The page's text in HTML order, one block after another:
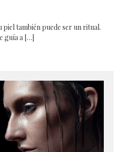
piel también puede ser un ritual.
guía a […]